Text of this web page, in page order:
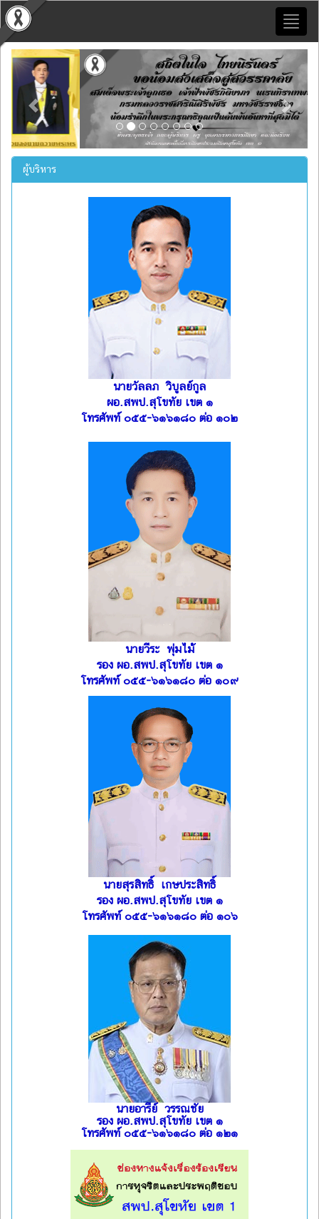
Previous
ผู้บริหาร
นายวัลลภ วิบูลย์กูล
ผอ.สพป.สุโขทัย เขต ๑
โทรศัพท์ ๐๕๕-๖๑๖๑๘๐ ต่อ ๑๐๒
นายวีระ พุ่มไม้
รอง ผอ.สพป.สุโขทัย เขต ๑
โทรศัพท์ ๐๕๕-๖๑๖๑๘๐ ต่อ ๑๐๙
นายสุรสิทธิ์ เกษประสิทธิ์
รอง ผอ.สพป.สุโขทัย เขต ๑
โทรศัพท์ ๐๕๕-๖๑๖๑๘๐ ต่อ ๑๐๖
นายอารีย์ วรรณชัย
รอง ผอ.สพป.สุโขทัย เขต ๑
โทรศัพท์ ๐๕๕-๖๑๖๑๘๐ ต่อ ๑๒๑